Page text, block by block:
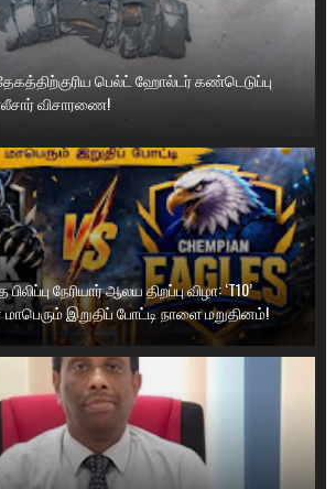
பெல்ட் ஹோல்டர் கண்டெடுப்பு
விசாரணை!
நேரியார் ஆலய திறப்பு விழா: ‘T10’
இறுதிப் போட்டி நாளை மறுதினம்!